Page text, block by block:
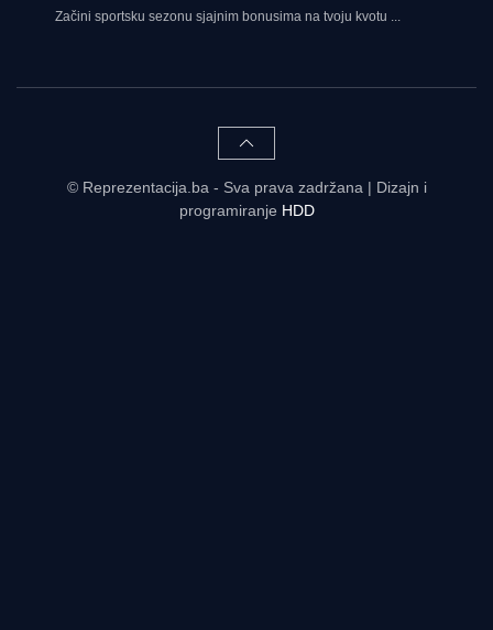
Začini sportsku sezonu sjajnim bonusima na tvoju kvotu ...
© Reprezentacija.ba - Sva prava zadržana | Dizajn i
programiranje HDD